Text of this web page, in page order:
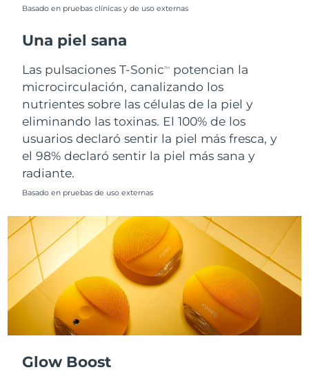
Basado en pruebas clínicas y de uso externas
Una piel sana
Las pulsaciones T-SonicTM
potencian la
microcirculación, canalizando los
nutrientes sobre las células de la piel y
eliminando las toxinas. El 100% de los
usuarios declaró sentir la piel más fresca, y
el 98% declaró sentir la piel más sana y
radiante.
Basado en pruebas de uso externas
Glow Boost
Singapur Entrega prevista
Eslovaquia
Eslovenia Entrega prevista
Sudáfrica Entrega prevista
Corea del Sur Entrega prevista8/11/26
España
Suiza Entrega prevista 8/9/26
Taiwán Entrega prevista 8/14/26
Tailandia Entrega prevista8/13/26
Turquía Entrega prevista8/10/26
Emiratos Árabes